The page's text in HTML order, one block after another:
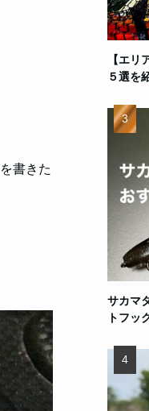
書きた
【エ
５選を
サカマ
トフッ